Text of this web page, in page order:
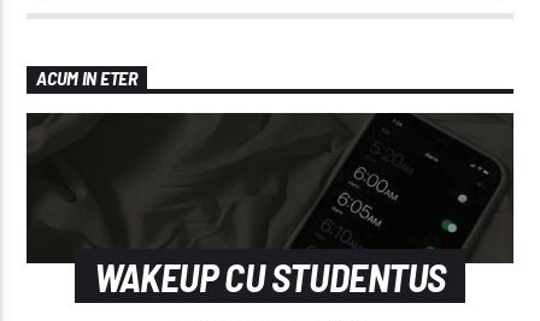
ACUM IN ETER
WAKEUP CU STUDENTUS